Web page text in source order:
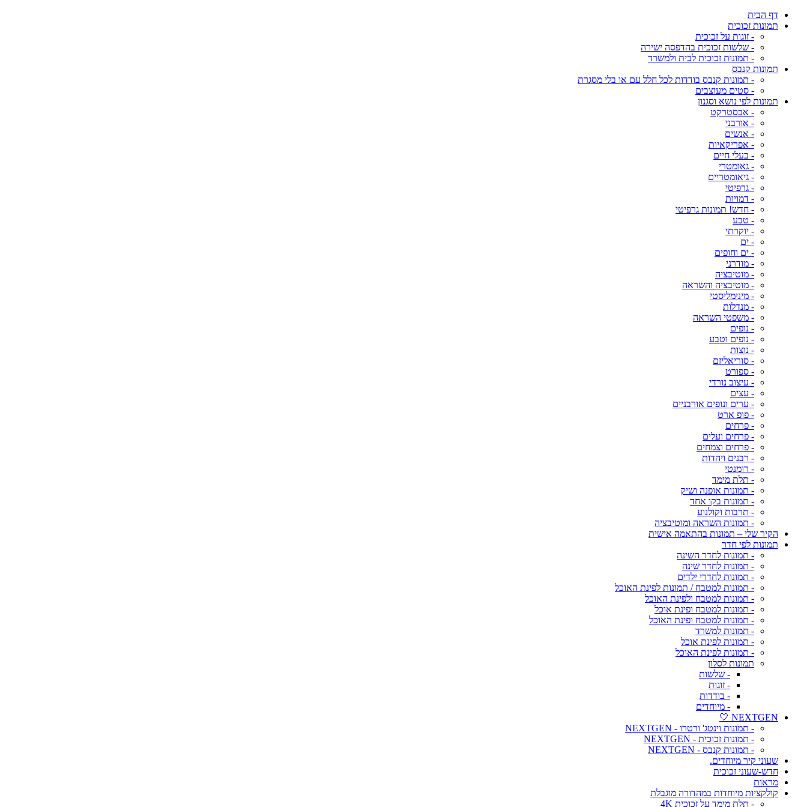
דף הבית
תמונות זכוכית
- זוגות על זכוכית
- שלשות זכוכית בהדפסה ישירה
- תמונות זכוכית לבית ולמשרד
תמונות קנבס
- תמונות קנבס בודדות לכל חלל עם או בלי מסגרת
- סטים מעוצבים
תמונות לפי נושא וסגנון
- אבסטרקט
- אורבני
- אנשים
- אפריקאיות
- בעלי חיים
- גאומטרי
- גיאומטריים
- גרפיטי
- דמויות
- חדש! תמונות גרפיטי
- טבע
- יוקרתי
- ים
- ים וחופים
- מודרני
- מוטיבציה
- מוטיבציה והשראה
- מינימליסטי
- מנדלות
- משפטי השראה
- נופים
- נופים וטבע
- נוצות
- סוריאליזם
- ספורט
- עיצוב נורדי
- עצים
- ערים ונופים אורבניים
- פופ ארט
- פרחים
- פרחים ועלים
- פרחים וצמחים
- רבנים ויהדות
- רומנטי
- תלת מימד
- תמונות אופנה ושיק
- תמונות בקו אחד
- תרבות וקולנוע
- תמונות השראה ומוטיבציה
הקיר שלי – תמונות בהתאמה אישית
תמונות לפי חדר
- תמונות לחדר השינה
- תמונות לחדר שינה
- תמונות לחדרי ילדים
- תמונות למטבח / תמונות לפינת האוכל
- תמונות למטבח ולפינת האוכל
- תמונות למטבח ופינת אוכל
- תמונות למטבח ופינת האוכל
- תמונות למשרד
- תמונות לפינת אוכל
- תמונות לפינת האוכל
תמונות לסלון
- שלשות
- זוגות
- בודדות
- מיוחדים
NEXTGEN 🤍
- תמונות וינטג' ורטרו - NEXTGEN
- תמונות זכוכית - NEXTGEN
- תמונות קנבס - NEXTGEN
שעוני קיר מיוחדים.
חדש-שעוני זכוכית
מראות
קולקציות מיוחדות במהדורה מוגבלת
- תלת מימד על זכוכית 4K